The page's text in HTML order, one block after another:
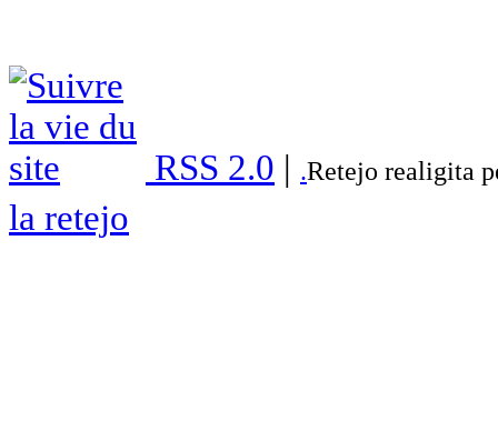
RSS 2.0 | .Retejo realigita
la retejo